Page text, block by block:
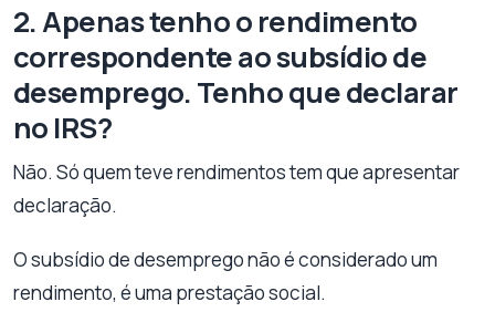
2. Apenas tenho o rendimento
correspondente ao subsídio de
desemprego. Tenho que declarar
no IRS?
Não. Só quem teve rendimentos tem que apresentar
declaração.
O subsídio de desemprego não é considerado um
rendimento, é uma prestação social.